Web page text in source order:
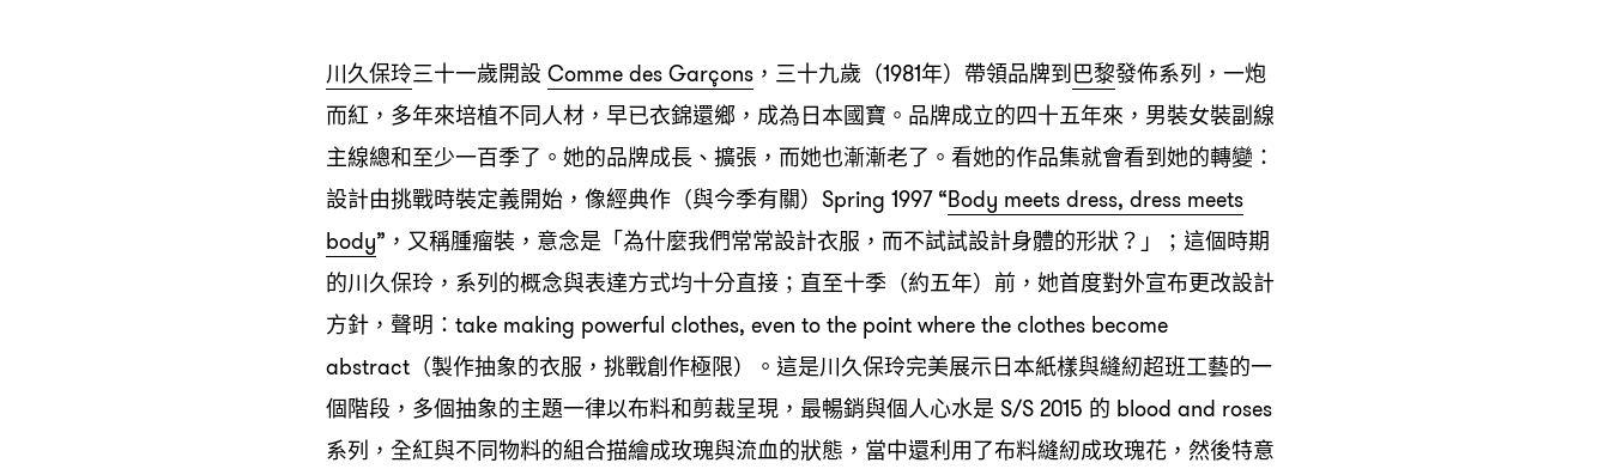
川久保玲三十一歲開設 Comme des Garçons ， 三十九歲 （1981年） 帶領品牌到巴黎發佈系列 ， 一炮
而紅 ， 多年來培植不同人材 ， 早已衣錦還鄉 ， 成為日本國寶。品牌成立的四十五年來 ， 男裝女裝副線
主線總和至少一百季了。她的品牌成長、擴張 ， 而她也漸漸老了。看她的作品集就會看到她的轉變 ：
設計由挑戰時裝定義開始 ， 像經典作 （與今季有關）Spring 1997 “Body meets dress, dress meets
body”， 又稱腫瘤裝 ， 意念是「為什麼我們常常設計衣服 ， 而不試試設計身體的形狀？ 」 ； 這個時期
的川久保玲 ， 系列的概念與表達方式均十分直接 ； 直至十季 （約五年） 前 ， 她首度對外宣布更改設計
方針 ， 聲明 ：take making powerful clothes, even to the point where the clothes become
abstract（製作抽象的衣服 ， 挑戰創作極限）
。這是川久保玲完美展示日本紙樣與縫紉超班工藝的一
個階段 ， 多個抽象的主題一律以布料和剪裁呈現 ， 最暢銷與個人心水是 S/S 2015 的 blood and roses
系列 ， 全紅與不同物料的組合描繪成玫瑰與流血的狀態 ， 當中還利用了布料縫紉成玫瑰花 ， 然後特意